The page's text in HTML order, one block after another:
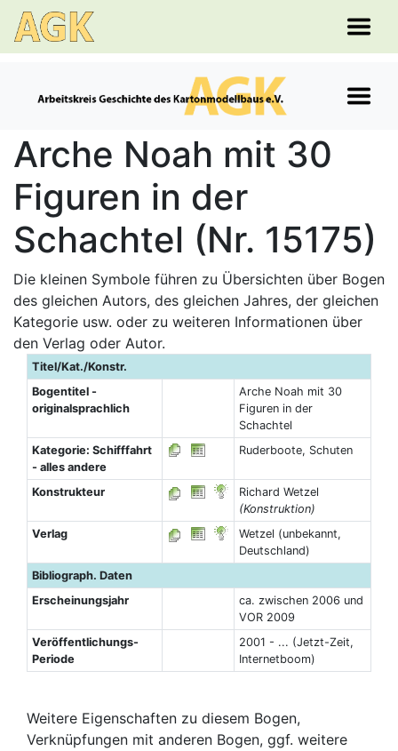
Arche Noah mit 30
Figuren in der
Schachtel (Nr. 15175)
Die kleinen Symbole führen zu Übersichten über Bogen
des gleichen Autors, des gleichen Jahres, der gleichen
Kategorie usw. oder zu weiteren Informationen über
den Verlag oder Autor.
Titel/Kat./Konstr.
Bogentitel -
originalsprachlich
Arche Noah mit 30
Figuren in der
Schachtel
Kategorie: Schifffahrt
- alles andere
Ruderboote, Schuten
Konstrukteur
Richard Wetzel
(Konstruktion)
Verlag
Wetzel (unbekannt,
Deutschland)
Bibliograph. Daten
Erscheinungsjahr
ca. zwischen 2006 und
VOR 2009
Veröffentlichungs-
Periode
2001 - ... (Jetzt-Zeit,
Internetboom)
Weitere Eigenschaften zu diesem Bogen,
Verknüpfungen mit anderen Bogen, ggf. weitere